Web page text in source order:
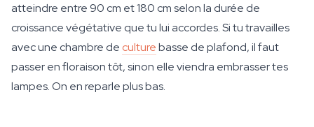
atteindre entre 90 cm et 180 cm selon la durée de
croissance végétative que tu lui accordes. Si tu travailles
avec une chambre de culturebasse de plafond, il faut
passer en floraison tôt, sinon elle viendra embrasser tes
lampes. On en reparle plus bas.